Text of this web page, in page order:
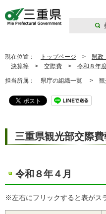
現在位置： トップページ > 県政
決算等 > 交際費 > 令和８年
担当所属： 県庁の組織一覧 > 観
三重県観光部交際
令和８年４月
※左右にフリックすると表がス